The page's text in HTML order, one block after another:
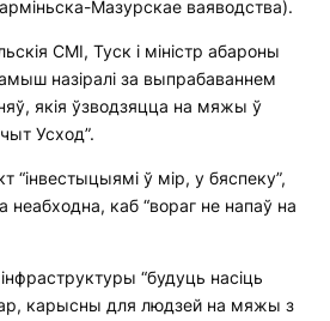
Мазурскае ваяводства).
СМІ, Туск і міністр абароны
назіралі за выпрабаваннем
якія ўзводзяцца на мяжы ў
Усход”.
“інвестыцыямі ў мір, у бяспеку”,
неабходна, каб “вораг не напаў на
“будуць насіць
карысны для людзей на мяжы з